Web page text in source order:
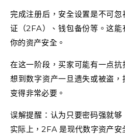
完成注册后，安全设置是不可
证（2FA）、钱包备份等。这
你的资产安全。
在这一阶段，买家可能有一点
想到数字资产一旦遗失或被盗
变得非常必要。
误解提醒：认为只要密码强就够
实际上，2FA 是现代数字资产安